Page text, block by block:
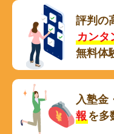
評判の
カンタ
無料体
入塾金
報を多